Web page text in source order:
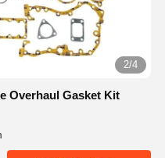
2/4
Overhaul Gasket Kit